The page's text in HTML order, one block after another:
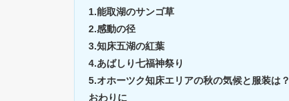
1.能取湖のサンゴ草
2.感動の径
3.知床五湖の紅葉
4.あばしり七福神祭り
5.オホーツク知床エリアの秋の気候と服装は？
おわりに